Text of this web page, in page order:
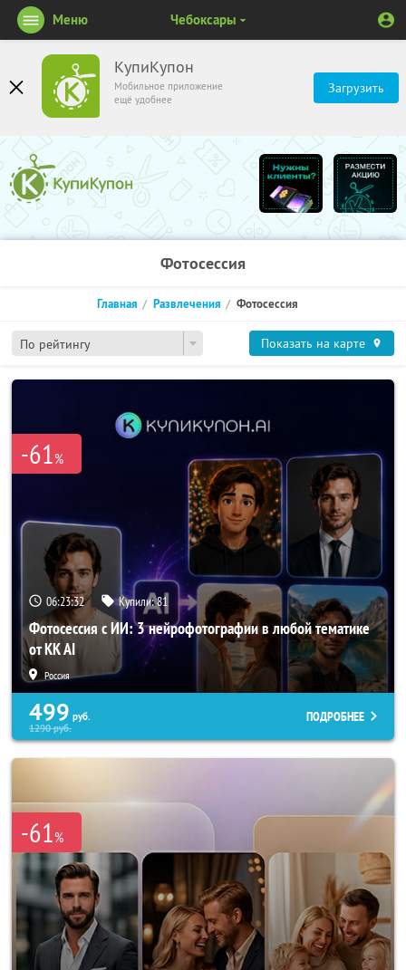
КупиКупон
Мобильное приложение
ещё удобнее
Загрузить
Меню Чебоксары
Фотосессия
По рейтингу
Главная Развлечения Фотосессия
Показать на карте
-61%
06:23:32 Купили:81
Фотосессия с ИИ: 3 нейрофотографии в любой тематике
от KK AI
Россия
499 руб.
1290руб.
ПОДРОБНЕЕ
-61%